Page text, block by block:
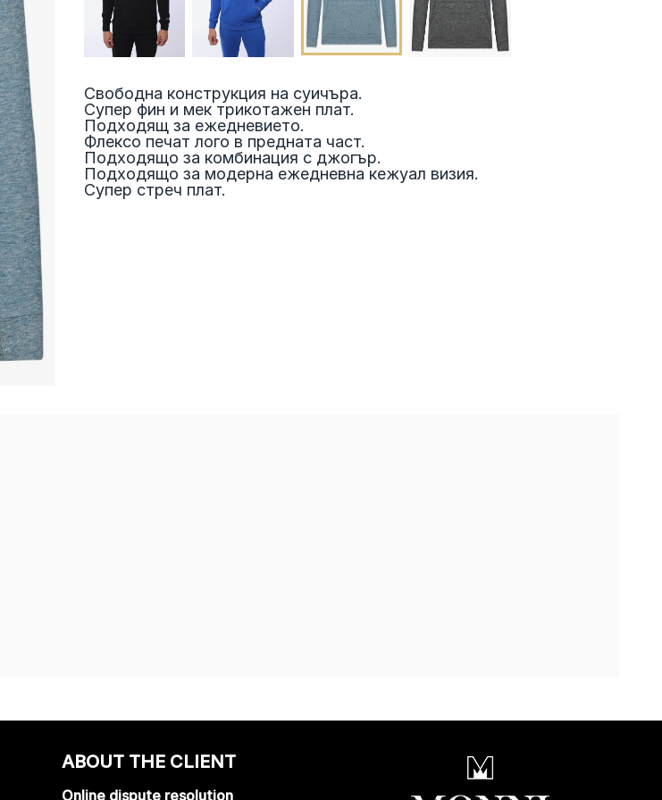
Свободна конструкция на суичъра.
Супер фин и мек трикотажен плат.
Подходящ за ежедневието.
Флексо печат лого в предната част.
Подходящо за комбинация с джогър.
Подходящо за модерна ежедневна кежуал визия.
Супер стреч плат.
ABOUT THE CLIENT
Online dispute resolution